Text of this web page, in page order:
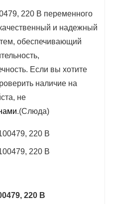
220 В переменного
и надежный
обеспечивающий
Если вы хотите
наличие на
не
.(Слюда)
220 В